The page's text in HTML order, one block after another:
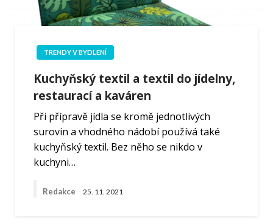
TRENDY V BYDLENÍ
Kuchyňský textil a textil do jídelny,
restaurací a kaváren
Při přípravě jídla se kromě jednotlivých
surovin a vhodného nádobí používá také
kuchyňský textil. Bez něho se nikdo v
kuchyni…
Redakce 25. 11. 2021